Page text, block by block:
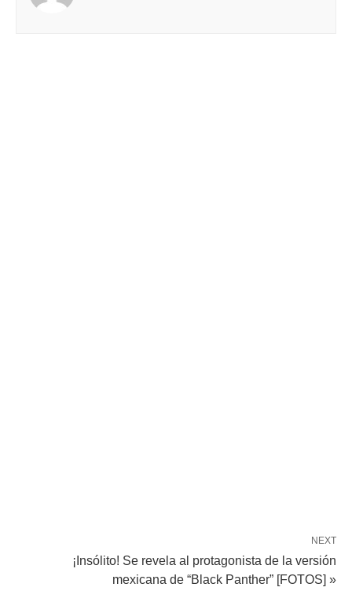
NEXT
¡Insólito! Se revela al protagonista de la versión
mexicana de “Black Panther” [FOTOS] »